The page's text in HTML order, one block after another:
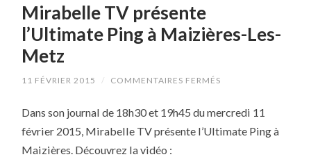
Mirabelle TV présente
l’Ultimate Ping à Maizières-Les-
Metz
11 FÉVRIER 2015 / COMMENTAIRES FERMÉS
PRÉSENTE
PING
Dans son journal de 18h30 et 19h45 du mercredi 11
février 2015, Mirabelle TV présente l’Ultimate Ping à
Maizières. Découvrez la vidéo :